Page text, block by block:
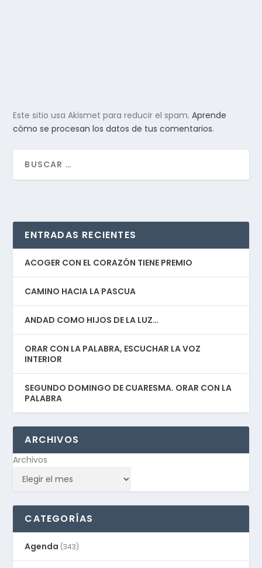
Este sitio usa Akismet para reducir el spam.Aprende
cómo se procesan los datos de tus comentarios.
ENTRADAS RECIENTES
ACOGER CON EL CORAZÓN TIENE PREMIO
CAMINO HACIA LA PASCUA
ANDAD COMO HIJOS DE LA LUZ…
ORAR CON LA PALABRA, ESCUCHAR LA VOZ
INTERIOR
SEGUNDO DOMINGO DE CUARESMA. ORAR CON LA
PALABRA
ARCHIVOS
Archivos
CATEGORÍAS
Agenda (343)